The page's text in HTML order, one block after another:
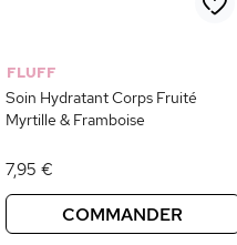
FLUFF
Soin Hydratant Corps Fruité
Myrtille & Framboise
7,95 €
COMMANDER